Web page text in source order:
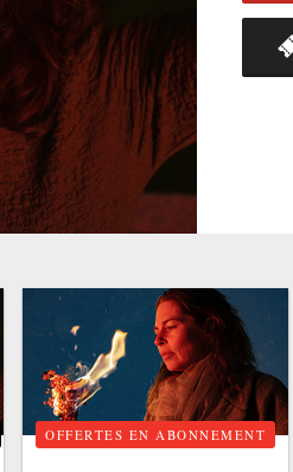
OFFERTES EN ABONNEMENT